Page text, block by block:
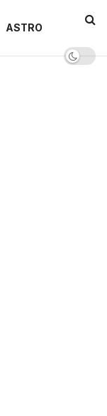
ASTRO